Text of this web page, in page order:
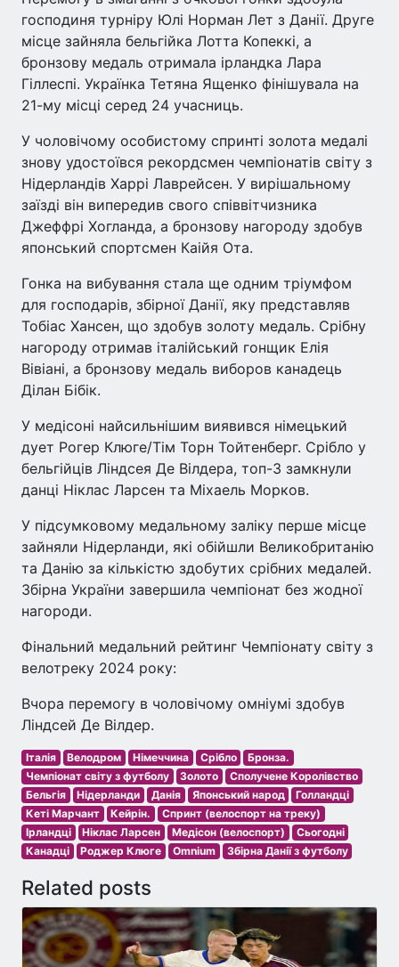
господиня турніру Юлі Норман Лет з Данії. Друге
місце зайняла бельгійка Лотта Копеккі, а
бронзову медаль отримала ірландка Лара
Гіллеспі. Українка Тетяна Ященко фінішувала на
21-му місці серед 24 учасниць.
У чоловічому особистому спринті золота медалі
знову удостоївся рекордсмен чемпіонатів світу з
Нідерландів Харрі Лаврейсен. У вирішальному
заїзді він випередив свого співвітчизника
Джеффрі Хогланда, а бронзову нагороду здобув
японський спортсмен Каійя Ота.
Гонка на вибування стала ще одним тріумфом
для господарів, збірної Данії, яку представляв
Тобіас Хансен, що здобув золоту медаль. Срібну
нагороду отримав італійський гонщик Елія
Вівіані, а бронзову медаль виборов канадець
Ділан Бібік.
У медісоні найсильнішим виявився німецький
дует Рогер Клюге/Тім Торн Тойтенберг. Срібло у
бельгійців Ліндсея Де Вілдера, топ-3 замкнули
данці Ніклас Ларсен та Міхаель Морков.
У підсумковому медальному заліку перше місце
зайняли Нідерланди, які обійшли Великобританію
та Данію за кількістю здобутих срібних медалей.
Збірна України завершила чемпіонат без жодної
нагороди.
Фінальний медальний рейтинг Чемпіонату світу з
велотреку 2024 року:
Вчора перемогу в чоловічому омніумі здобув
Ліндсей Де Вілдер.
Італія Велодром Німеччина Срібло
Бронза.
Чемпіонат світу з футболу
Золото
Сполучене Королівство
Бельгія
Нідерланди Данія Японський народ
Голландці
Кеті Марчант
Кейрін.
Спринт (велоспорт на треку)
Ірландці
Ніклас Ларсен Медісон (велоспорт)
Сьогодні
Канадці
Роджер Клюге Omnium Збірна Данії з футболу
Related posts